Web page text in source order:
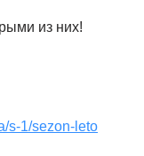
из них!
s-1/sezon-leto